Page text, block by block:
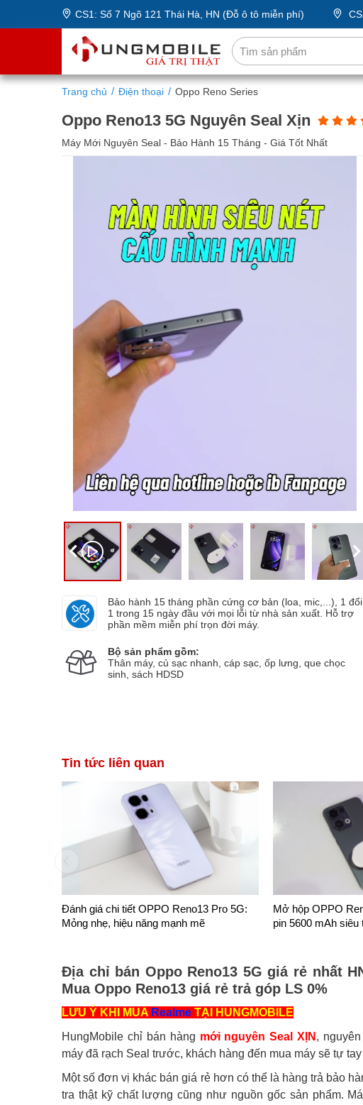
CS1: Số 7 Ngõ 121 Thái Hà, HN (Đỗ ô tô miễn phí)
Trang chủ Điện thoại Oppo Reno Series
Oppo Reno13 5G Nguyên Seal Xịn
Máy Mới Nguyên Seal - Bảo Hành 15 Tháng - Giá Tốt Nhất
Bảo hành 15 tháng phần cứng cơ bản (loa, mic,...), 1 đổi
1 trong 15 ngày đầu với mọi lỗi từ nhà sản xuất. Hỗ trợ
phần mềm miễn phí trọn đời máy.
Bộ sản phẩm gồm:
Thân máy, củ sạc nhanh, cáp sạc, ốp lưng, que chọc
sinh, sách HDSD
16/256GB
12/512GB
Tin tức liên quan
Đánh giá chi tiết OPPO Reno13 Pro 5G:
Mỏng nhẹ, hiệu năng mạnh mẽ
Mở hộp OPPO
pin 5600 mAh siêu
Địa chỉ bán Oppo Reno13 5G giá rẻ nhất
Mua Oppo Reno13 giá rẻ trả góp LS 0%
LƯU Ý KHI MUA Realme TẠI HUNGMOBILE
HungMobile chỉ bán hàng mới nguyên Seal XỊN ,
máy đã rạch Seal trước, khách hàng đến mua máy sẽ tự
Một số đơn vị khác bán giá rẻ hơn có thể là hàng trả bảo
tra thật kỹ chất lượng cũng như nguồn gốc sản phẩm.